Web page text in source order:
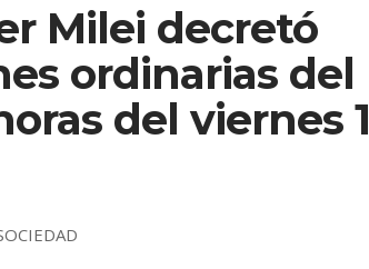
Milei decretó
ordinarias del
del viernes 1